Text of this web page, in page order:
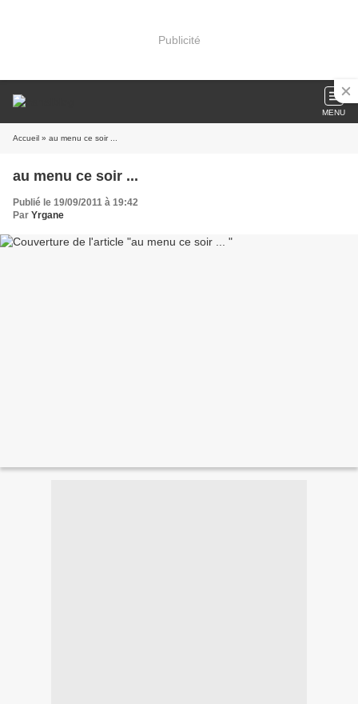
Publicité
MENU
Accueil » au menu ce soir ...
au menu ce soir ...
Publié le 19/09/2011 à 19:42
Par Yrgane